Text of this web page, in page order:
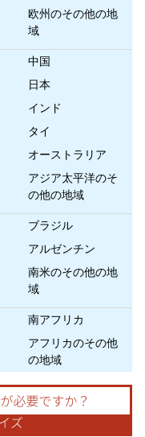
欧州のその他の地
域
中国
日本
インド
タイ
オーストラリア
アジア太平洋のそ
の他の地域
ブラジル
アルゼンチン
南米のその他の地
域
南アフリカ
アフリカのその他
の地域